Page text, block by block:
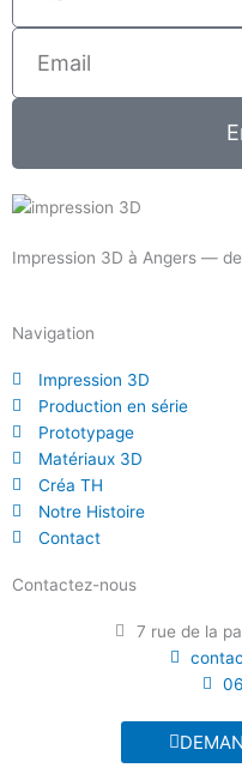
Impression 3D à Angers —
Navigation
Impression 3D
Production en série
Prototypage
Matériaux 3D
Créa TH
Notre Histoire
Contact
Contactez-nous
7 rue de la